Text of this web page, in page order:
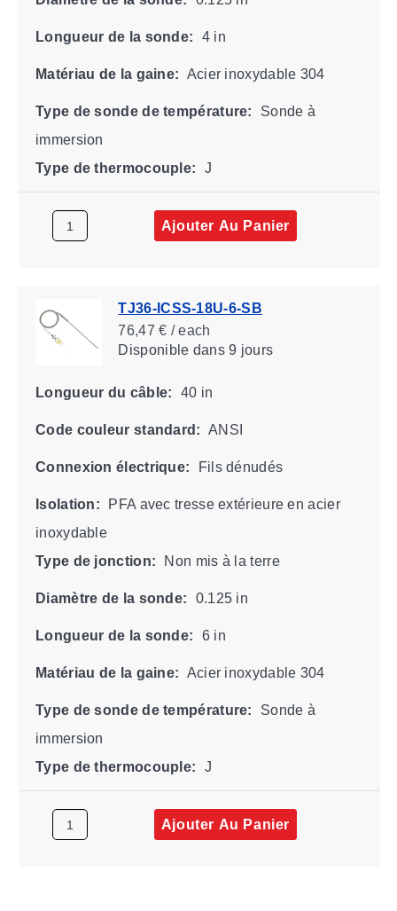
Longueur de la sonde: 4 in
Matériau de la gaine: Acier inoxydable 304
Type de sonde de température:
Sonde à
immersion
Type de thermocouple:
J
Ajouter Au Panier
TJ36-ICSS-18U-6-SB
76,47 € / each
Disponibledans 9 jours
Longueur du câble: 40 in
Code couleur standard: ANSI
Connexion électrique: Fils dénudés
Isolation:
PFA avec tresse extérieure en acier
inoxydable
Type de jonction:
Non mis à la terre
Diamètre de la sonde: 0.125 in
Longueur de la sonde: 6 in
Matériau de la gaine: Acier inoxydable 304
Type de sonde de température:
Sonde à
immersion
Type de thermocouple:
J
Ajouter Au Panier